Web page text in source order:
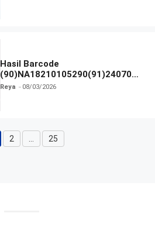
Hasil Barcode
(90)NA18210105290(91)240703
dan Izin BPOM
Reya 08/03/2026
HalamanHalaman
2 Halaman
25